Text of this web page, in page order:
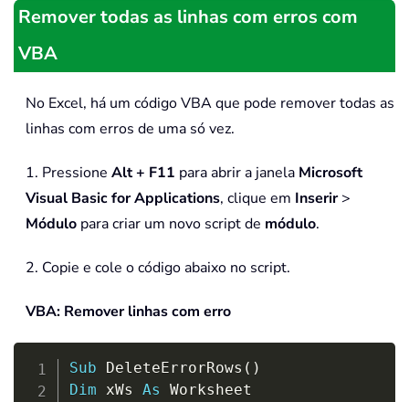
Remover todas as linhas com erros com
VBA
No Excel, há um código VBA que pode remover todas as
linhas com erros de uma só vez.
1. Pressione Alt + F11 para abrir a janela Microsoft
Visual Basic for Applications, clique em Inserir>
Módulo para criar um novo script de módulo.
2. Copie e cole o código abaixo no script.
VBA: Remover linhas com erro
Sub DeleteErrorRows ( )
Dim xWs As